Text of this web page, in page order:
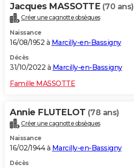
Jacques MASSOTTE (70 ans)
Créer une cagnotte obsèques
Naissance
16/08/1952 à Marcilly-en-Bassigny
Décès
31/10/2022 à Marcilly-en-Bassigny
Famille MASSOTTE
Annie FLUTELOT (78 ans)
Créer une cagnotte obsèques
Naissance
16/02/1944 à Marcilly-en-Bassigny
Décès